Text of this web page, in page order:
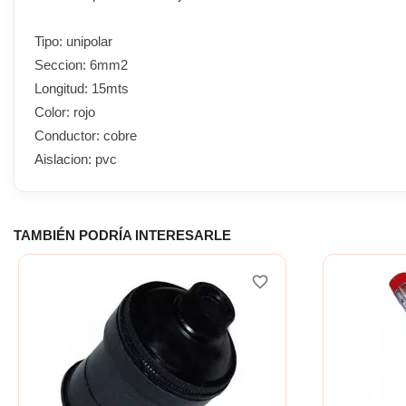
Tipo: unipolar
Seccion: 6mm2
Longitud: 15mts
Color: rojo
Conductor: cobre
Aislacion: pvc
TAMBIÉN PODRÍA INTERESARLE
favorite_border